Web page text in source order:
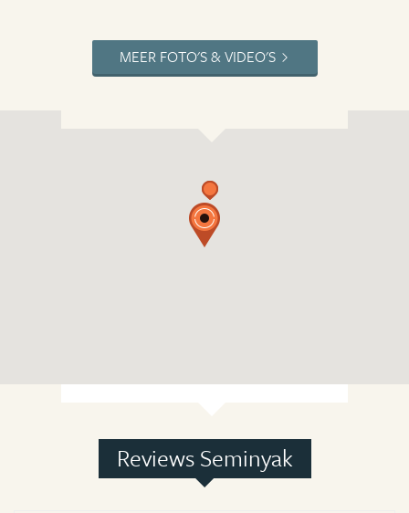
MEER FOTO'S & VIDEO'S
Reviews Seminyak